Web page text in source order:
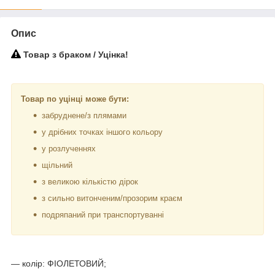
Опис
Товар з браком / Уцінка!
Товар по уцінці може бути:
забруднене/з плямами
у дрібних точках іншого кольору
у розлученнях
щільний
з великою кількістю дірок
з сильно витонченим/прозорим краєм
подряпаний при транспортуванні
— колір: ФІОЛЕТОВИЙ;